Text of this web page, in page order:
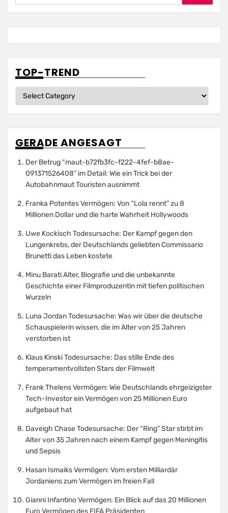
TOP-TREND
Top-
GERADE ANGESAGT
Der Betrug “maut-b72fb3fc-f222-4fef-b8ae-
091371526408” im Detail: Wie ein Trick bei der
Autobahnmaut Touristen ausnimmt
Franka Potentes Vermögen: Von “Lola rennt” zu 8
Millionen Dollar und die harte Wahrheit Hollywoods
Uwe Kockisch Todesursache: Der Kampf gegen den
Lungenkrebs, der Deutschlands geliebten Commissario
Brunetti das Leben kostete
Minu Barati Alter, Biografie und die unbekannte
Geschichte einer Filmproduzentin mit tiefen politischen
Wurzeln
Luna Jordan Todesursache: Was wir über die deutsche
Schauspielerin wissen, die im Alter von 25 Jahren
verstorben ist
Klaus Kinski Todesursache: Das stille Ende des
temperamentvollsten Stars der Filmwelt
Frank Thelens Vermögen: Wie Deutschlands ehrgeizigster
Tech-Investor ein Vermögen von 25 Millionen Euro
aufgebaut hat
Daveigh Chase Todesursache: Der “Ring” Star stirbt im
Alter von 35 Jahren nach einem Kampf gegen Meningitis
und Sepsis
Hasan Ismaiks Vermögen: Vom ersten Milliardär
Jordaniens zum Vermögen im freien Fall
Gianni Infantino Vermögen: Ein Blick auf das 20 Millionen